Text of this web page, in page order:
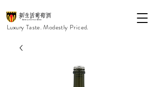
Luxury Taste. Modestly Priced.